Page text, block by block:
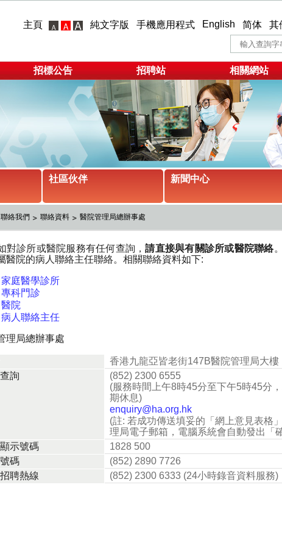
主頁 純文字版 手機應用程式 English 简体 其
招標公告 招聘站 相關網站
社區伙伴 新聞中心
聯絡我們 聯絡資料 醫院管理局總辦事處